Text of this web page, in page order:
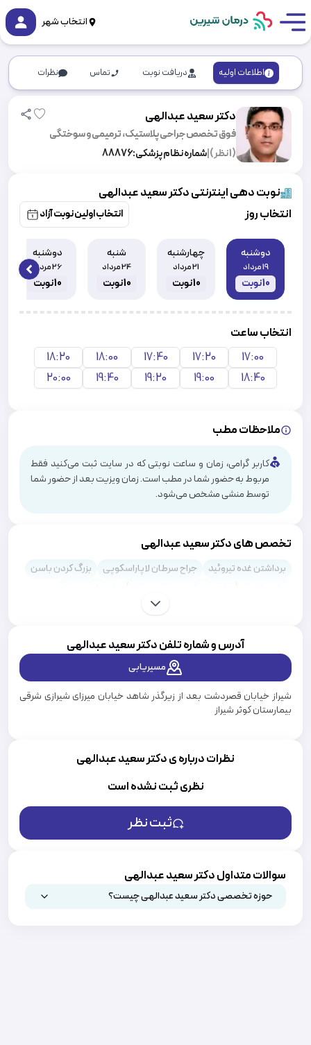
انتخاب شهر
اطلاعات اولیه دریافت نوبت تماس نظرات
دکتر سعید عبدالهی
فوق تخصص جراحی پلاستیک، ترمیمی و سوختگی
(
1نظر) شماره نظام پزشکی:88876
نوبت دهی اینترنتی دکتر سعید عبدالهی
انتخاب روز
انتخاب اولین نوبت آزاد
دوشنبه
19 مرداد
10نوبت
چهارشنبه
21 مرداد
10نوبت
شنبه
24 مرداد
10نوبت
دوشنبه
26 مرداد
10نوبت
انتخاب ساعت
17:00
17:20
17:40
18:00
18:20
18:40
19:00
19:20
19:40
20:00
ملاحظات مطب
کاربر گرامی، زمان و ساعت نوبتی که در سایت ثبت می‌کنید فقط
مربوط به حضور شما در مطب است. زمان ویزیت بعد از حضور شما
توسط منشی مشخص می‌شود.
تخصص های دکتر سعید عبدالهی
برداشتن غده تیروئید جراح سرطان لاپاراسکوپی
بزرگ کردن باسن
آدرس و شماره تلفن دکترسعید عبدالهی
مسیریابی
شیراز خیابان قصردشت بعد از زیرگذر شاهد خیابان میرزای شیرازی شرقی
بیمارستان کوثر شیراز
نظرات درباره ی دکتر سعید عبدالهی
نظری ثبت نشده است
ثبت نظر
سوالات متداول دکتر سعید عبدالهی
حوزه تخصصی دکتر سعید عبدالهی چیست؟